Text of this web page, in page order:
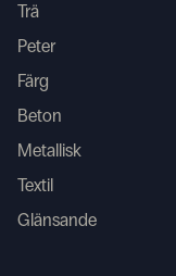
Trä
Peter
Färg
Beton
Metallisk
Textil
Glänsande